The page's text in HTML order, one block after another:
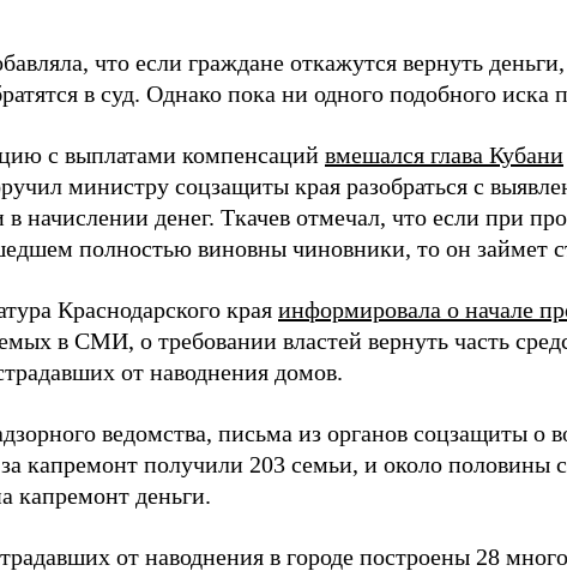
что если граждане откажутся вернуть
в суд. Однако пока ни одного подобного иска
с выплатами компенсаций вмешался глава Кубани
министру соцзащиты края разобраться с
начислении денег. Ткачев отмечал, что если при
полностью виновны чиновники, то он займет
Краснодарского края информировала о начале
в СМИ, о требовании властей вернуть часть
от наводнения домов.
ведомства, письма из органов соцзащиты о
капремонт получили 203 семьи, и около половины
капремонт деньги.
от наводнения в городе построены 28